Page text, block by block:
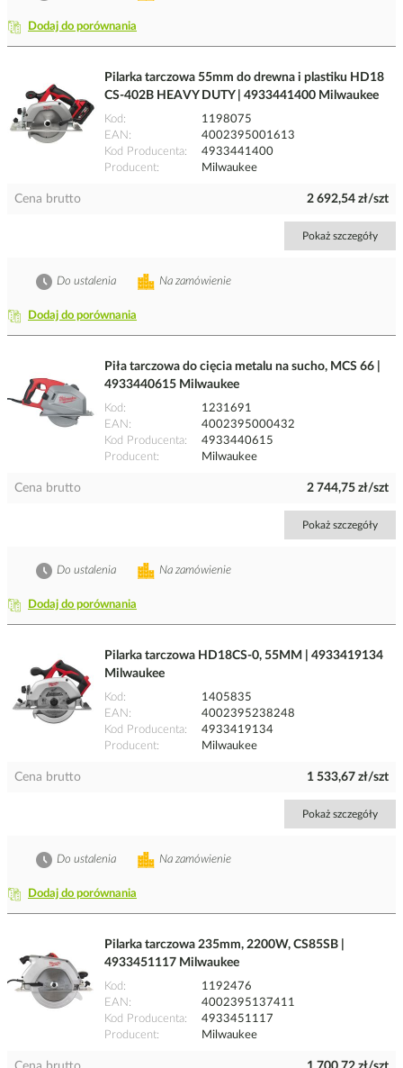
Dodaj do porównania
Pilarka tarczowa 55mm do drewna i plastiku HD18
CS-402B HEAVY DUTY | 4933441400 Milwaukee
Kod
1198075
EAN
4002395001613
Kod Producenta
4933441400
Producent
Milwaukee
Cena brutto 2 692,54 zł/szt
Pokaż szczegóły
Dodaj do porównania
Na zamówienie
Do ustalenia
Piła tarczowa do cięcia metalu na sucho, MCS 66 |
4933440615 Milwaukee
Kod
1231691
EAN
4002395000432
Kod Producenta
4933440615
Producent
Milwaukee
Cena brutto 2 744,75 zł/szt
Pokaż szczegóły
Dodaj do porównania
Na zamówienie
Do ustalenia
Pilarka tarczowa HD18CS-0, 55MM | 4933419134
Milwaukee
Kod
1405835
EAN
4002395238248
Kod Producenta
4933419134
Producent
Milwaukee
Cena brutto 1 533,67 zł/szt
Pokaż szczegóły
Dodaj do porównania
Na zamówienie
Do ustalenia
Pilarka tarczowa 235mm, 2200W, CS85SB |
4933451117 Milwaukee
Kod
1192476
EAN
4002395137411
Kod Producenta
4933451117
Producent
Milwaukee